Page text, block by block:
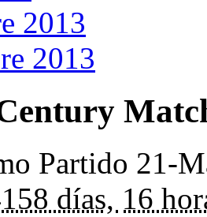
2013
2013
Partido 21-
días, 16